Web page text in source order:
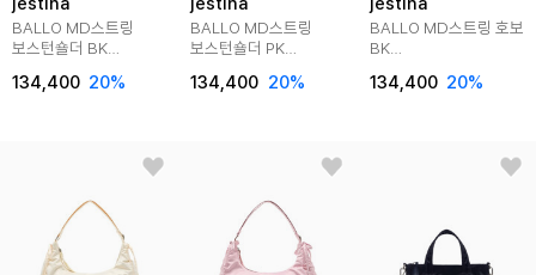
BALLO MD스트링
보스턴숄더 BK
134,400 20%
BALLO MD스트링
보스턴숄더 PK
134,400 20%
BALLO MD스트링 호보
BK
134,400 20%